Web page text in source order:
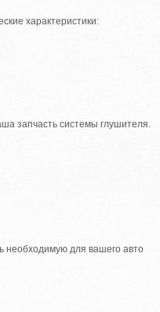
характеристики:
запчасть системы глушителя.
для вашего авто